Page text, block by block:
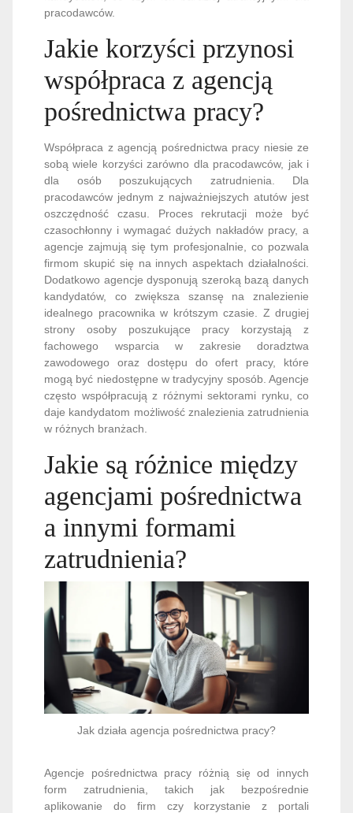
pracodawców.
Jakie korzyści przynosi
współpraca z agencją
pośrednictwa pracy?
Współpraca z agencją pośrednictwa pracy niesie ze
sobą wiele korzyści zarówno dla pracodawców, jak i
dla osób poszukujących zatrudnienia. Dla
pracodawców jednym z najważniejszych atutów jest
oszczędność czasu. Proces rekrutacji może być
czasochłonny i wymagać dużych nakładów pracy, a
agencje zajmują się tym profesjonalnie, co pozwala
firmom skupić się na innych aspektach działalności.
Dodatkowo agencje dysponują szeroką bazą danych
kandydatów, co zwiększa szansę na znalezienie
idealnego pracownika w krótszym czasie. Z drugiej
strony osoby poszukujące pracy korzystają z
fachowego wsparcia w zakresie doradztwa
zawodowego oraz dostępu do ofert pracy, które
mogą być niedostępne w tradycyjny sposób. Agencje
często współpracują z różnymi sektorami rynku, co
daje kandydatom możliwość znalezienia zatrudnienia
w różnych branżach.
Jakie są różnice między
agencjami pośrednictwa
a innymi formami
zatrudnienia?
Jak działa agencja pośrednictwa pracy?
Agencje pośrednictwa pracy różnią się od innych
form zatrudnienia, takich jak bezpośrednie
aplikowanie do firm czy korzystanie z portali